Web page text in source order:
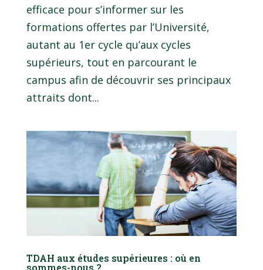
efficace pour s’informer sur les
formations offertes par l’Université,
autant au 1er cycle qu’aux cycles
supérieurs, tout en parcourant le
campus afin de découvrir ses principaux
attraits dont...
TDAH aux études supérieures : où en